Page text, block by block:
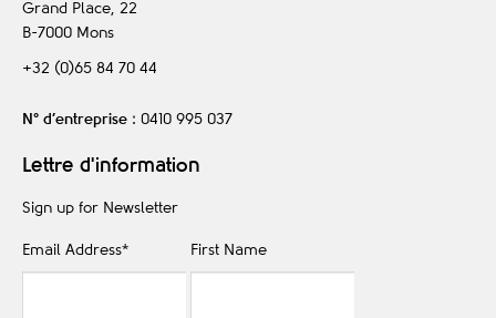
Grand Place, 22
B-7000 Mons
+32 (0)65 84 70 44
N° d’entreprise : 0410 995 037
Lettre d'information
Sign up for Newsletter
Email Address* First Name